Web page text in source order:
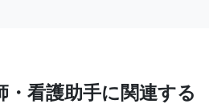
・看護助手に関連する